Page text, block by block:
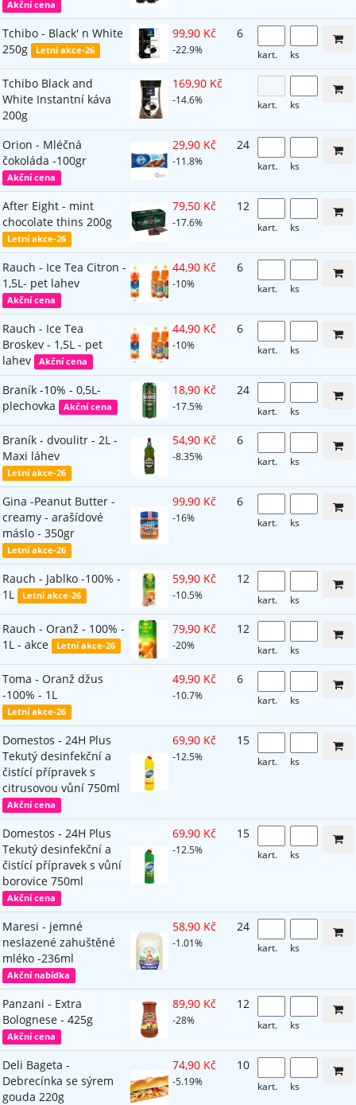
Akční cena
Tchibo - Black' n White
250g
Letní akce-26
99,90 Kč
-22.9%
6
kart. ks
Tchibo Black and
White Instantní káva
200g
169,90 Kč
-14.6% kart. ks
Orion - Mléčná
čokoláda -100gr
Akční cena
29,90 Kč
-11.8%
24
kart. ks
After Eight - mint
chocolate thins 200g
Letní akce-26
79,50 Kč
-17.6%
12
kart. ks
Rauch - Ice Tea Citron -
1,5L- pet lahev
Akční cena
44,90 Kč
-10%
6
kart. ks
Rauch - Ice Tea
Broskev - 1,5L - pet
lahev
Akční cena
44,90 Kč
-10%
6
kart. ks
Braník -10% - 0,5L-
plechovka
Akční cena
18,90 Kč
-17.5%
24
kart. ks
Braník - dvoulitr - 2L -
Maxi láhev
Letní akce-26
54,90 Kč
-8.35%
6
kart. ks
Gina -Peanut Butter -
creamy - arašídové
máslo - 350gr
Letní akce-26
99,90 Kč
-16%
6
kart. ks
Rauch - Jablko -100% -
1L
Letní akce-26
59,90 Kč
-10.5%
12
kart. ks
Rauch - Oranž - 100% -
1L - akce
Letní akce-26
79,90 Kč
-20%
12
kart. ks
Toma - Oranž džus
-100% - 1L
Letní akce-26
49,90 Kč
-10.7%
6
kart. ks
Domestos - 24H Plus
Tekutý desinfekční a
čistící přípravek s
citrusovou vůní 750ml
Akční cena
69,90 Kč
-12.5%
15
kart. ks
Domestos - 24H Plus
Tekutý desinfekční a
čistící přípravek s vůní
borovice 750ml
Akční cena
69,90 Kč
-12.5%
15
kart. ks
Maresi - jemné
neslazené zahuštěné
mléko -236ml
Akční nabídka
58,90 Kč
-1.01%
24
kart. ks
Panzani - Extra
Bolognese - 425g
Akční cena
89,90 Kč
-28%
12
kart. ks
Deli Bageta -
Debrecínka se sýrem
gouda 220g
74,90 Kč
-5.19%
10
kart. ks